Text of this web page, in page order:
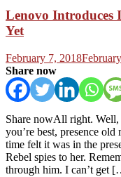
Lenovo Introduces
Yet
Posted
on
February 7, 2018
Share now
Share nowAll right. Well,
you’re best, presence
time felt it was in the
Rebel spies to her.
through him. I can’t get